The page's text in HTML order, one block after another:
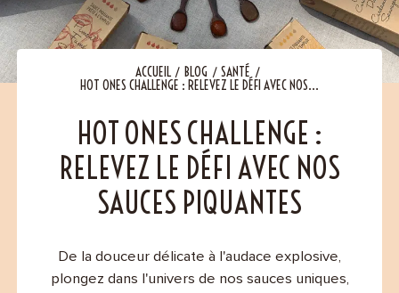
BLOG
À PROPOS
NOUS RENDRE VISITE
Contact
ACCUEIL BLOG SANTÉ
HOT ONES CHALLENGE : RELEVEZ LE DÉFI AVEC NOS...
HOT ONES CHALLENGE :
RELEVEZ LE DÉFI AVEC NOS
SAUCES PIQUANTES
De la douceur délicate à l'audace explosive,
plongez dans l'univers de nos sauces uniques,
En laissant votre e-mail, vous obtenez l’accès à nos newsletters riches en
conseils, inspirations et informations sur nos dernières nouveautés. Bien sûr, se